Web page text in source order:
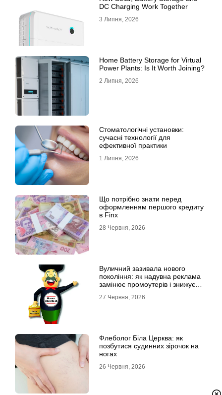
DC Charging Work Together
3 Липня, 2026
Home Battery Storage for Virtual
Power Plants: Is It Worth Joining?
2 Липня, 2026
Стоматологічні установки:
сучасні технології для
ефективної практики
1 Липня, 2026
Що потрібно знати перед
оформленням першого кредиту
в Finx
28 Червня, 2026
Вуличний зазивала нового
покоління: як надувна реклама
замінює промоутерів і знижує
27 Червня, 2026
Флеболог Біла Церква: як
позбутися судинних зірочок на
ногах
26 Червня, 2026